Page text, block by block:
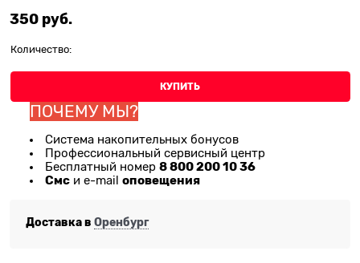
350 руб.
Количество:
КУПИТЬ
ПОЧЕМУ МЫ?
Система накопительных бонусов
Профессиональный сервисный центр
Бесплатный номер 8 800 200 10 36
Смс и e-mail оповещения
Доставка в Оренбург